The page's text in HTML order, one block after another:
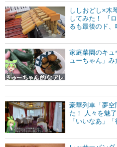
ししおどし×木
してみた！ 『
るも最後のド
家庭菜園のキ
ューちゃん」
豪華列車「夢空
た！ 人々を魅
「いいなあ」